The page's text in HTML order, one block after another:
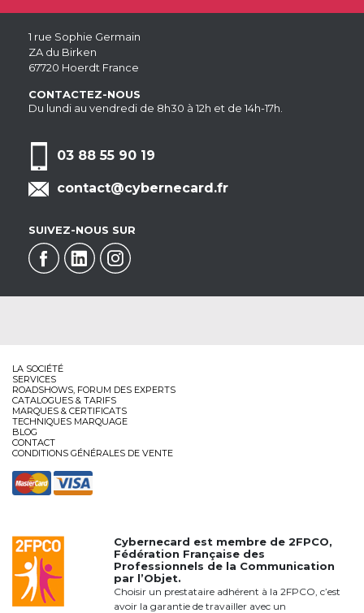
1 rue Sophie Germain
ZA du Birken
67720 Hoerdt France
CONTACTEZ-NOUS
Du lundi au vendredi de 8h30 à 12h et de 14h-17h.
03 88 55 90 19
contact@cybernecard.fr
SUIVEZ-NOUS SUR
LA SOCIÉTÉ
SERVICES
ROADSHOWS, FORUM DES EXPERTS
CATALOGUES & TARIFS
MARQUES & CERTIFICATS
TECHNIQUES MARQUAGE
BLOG
CONTACT
CONDITIONS GÉNÉRALES DE VENTE
Cybernecard est membre de2FPCO,
Fédération Française des
Professionnels de la Communication
par l’Objet.
Choisir un prestataire adhérent à la 2FPCO, c’est
avoir la garantie de travailler avec un